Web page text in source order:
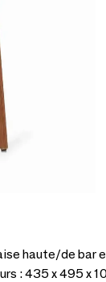
haute/de bar
: 435 x 495 x